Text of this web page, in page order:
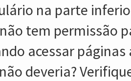
na parte
tem permissão
acessar
deveria?